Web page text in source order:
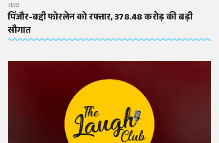
राज्य
पिंजौर-बद्दी फोरलेन को रफ्तार, 378.48 करोड़ की बड़ी
सौगात